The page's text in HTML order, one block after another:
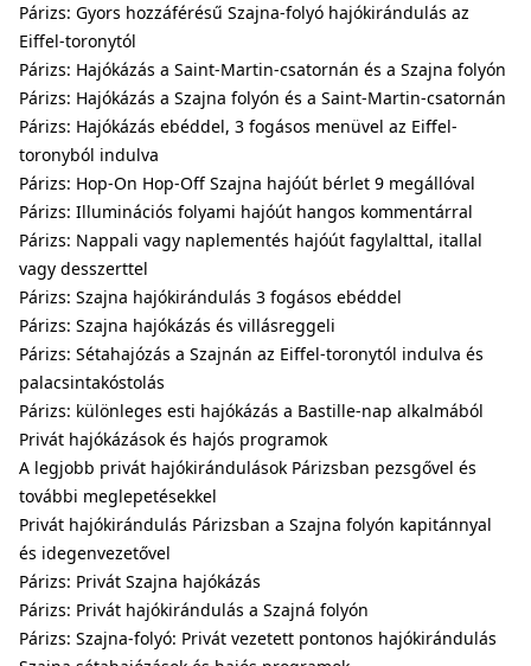
Párizs: Gyors hozzáférésű Szajna-folyó hajókirándulás az
Eiffel-toronytól
Párizs: Hajókázás a Saint-Martin-csatornán és a Szajna folyón
Párizs: Hajókázás a Szajna folyón és a Saint-Martin-csatornán
Párizs: Hajókázás ebéddel, 3 fogásos menüvel az Eiffel-
toronyból indulva
Párizs: Hop-On Hop-Off Szajna hajóút bérlet 9 megállóval
Párizs: Illuminációs folyami hajóút hangos kommentárral
Párizs: Nappali vagy naplementés hajóút fagylalttal, itallal
vagy desszerttel
Párizs: Szajna hajókirándulás 3 fogásos ebéddel
Párizs: Szajna hajókázás és villásreggeli
Párizs: Sétahajózás a Szajnán az Eiffel-toronytól indulva és
palacsintakóstolás
Párizs: különleges esti hajókázás a Bastille-nap alkalmából
Privát hajókázások és hajós programok
A legjobb privát hajókirándulások Párizsban pezsgővel és
további meglepetésekkel
Privát hajókirándulás Párizsban a Szajna folyón kapitánnyal
és idegenvezetővel
Párizs: Privát Szajna hajókázás
Párizs: Privát hajókirándulás a Szajná folyón
Párizs: Szajna-folyó: Privát vezetett pontonos hajókirándulás